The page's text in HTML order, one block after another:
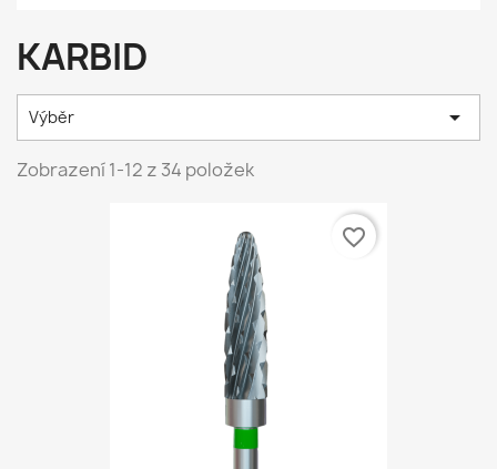
KARBID
Výběr 
Zobrazení 1-12 z 34 položek
favorite_border